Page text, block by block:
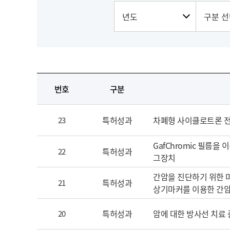
번호 구분
23 특허성과 차폐형 사이클로트론
22 특허성과
GafChromic 필름을
그장치
21 특허성과
간암을 진단하기 위한
상기마커를 이용한 간
20 특허성과 암에 대한 방사선 치료